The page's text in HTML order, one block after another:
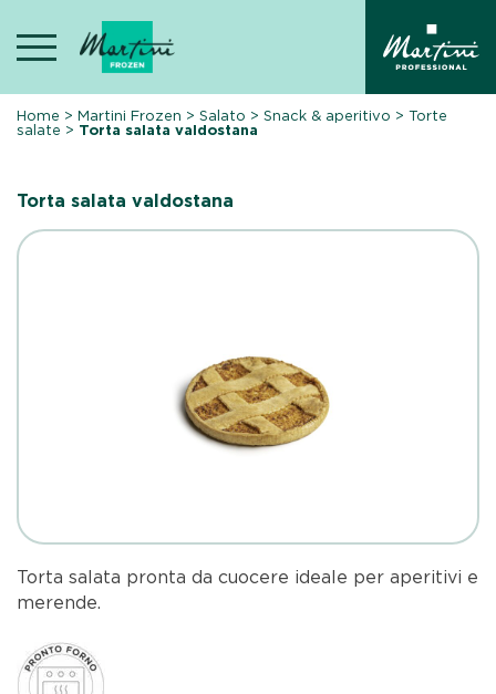
content
Home >Martini Frozen >Salato >Snack & aperitivo >Torte
salate > Torta salata valdostana
Torta salata valdostana
Torta salata pronta da cuocere ideale per aperitivi e
merende.